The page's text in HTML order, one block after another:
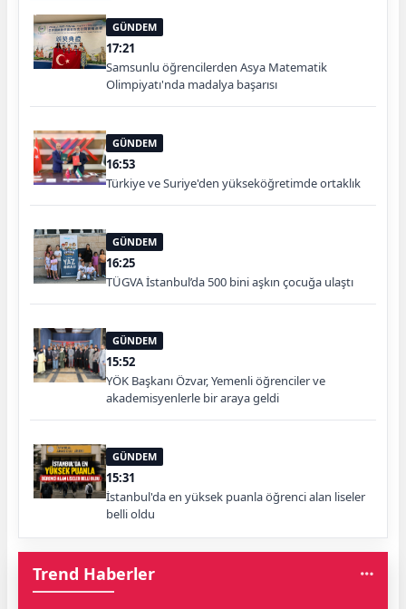
GÜNDEM
17:21
Samsunlu öğrencilerden Asya Matematik
Olimpiyatı'nda madalya başarısı
GÜNDEM
16:53
Türkiye ve Suriye'den yükseköğretimde ortaklık
GÜNDEM
16:25
TÜGVA İstanbul’da 500 bini aşkın çocuğa ulaştı
GÜNDEM
15:52
YÖK Başkanı Özvar, Yemenli öğrenciler ve
akademisyenlerle bir araya geldi
GÜNDEM
15:31
İstanbul'da en yüksek puanla öğrenci alan liseler
belli oldu
Trend Haberler